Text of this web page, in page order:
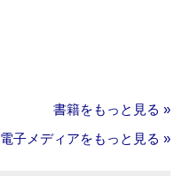
書籍をもっと見る »
電子メディアをもっと見る »